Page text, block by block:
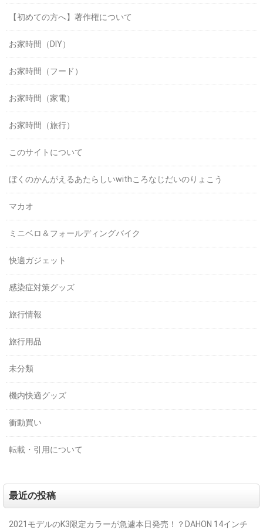
【初めての方へ】著作権について
お家時間（DIY）
お家時間（フード）
お家時間（家電）
お家時間（旅行）
このサイトについて
ぼくのかんがえるあたらしいwithころなじだいのりょこう
マカオ
ミニベロ＆フォールディングバイク
快適ガジェット
感染症対策グッズ
旅行情報
旅行用品
未分類
機内快適グッズ
衝動買い
転載・引用について
最近の投稿
2021モデルのK3限定カラーが急遽本日発売！？DAHON 14インチ